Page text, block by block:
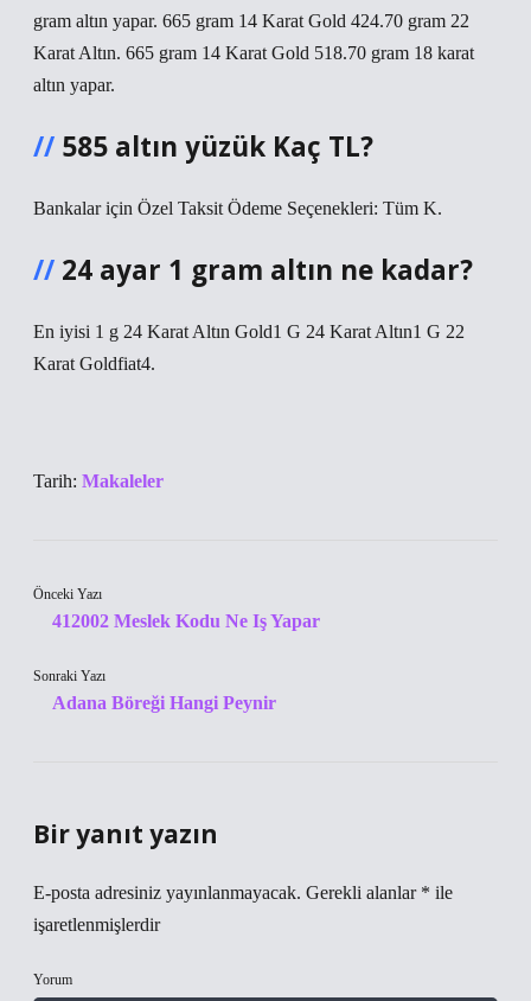
gram altın yapar. 665 gram 14 Karat Gold 424.70 gram 22
Karat Altın. 665 gram 14 Karat Gold 518.70 gram 18 karat
altın yapar.
585 altın yüzük Kaç TL?
Bankalar için Özel Taksit Ödeme Seçenekleri: Tüm K.
24 ayar 1 gram altın ne kadar?
En iyisi 1 g 24 Karat Altın Gold1 G 24 Karat Altın1 G 22
Karat Goldfiat4.
Tarih: Makaleler
Önceki Yazı
412002 Meslek Kodu Ne Iş Yapar
Sonraki Yazı
Adana Böreği Hangi Peynir
Bir yanıt yazın
E-posta adresiniz yayınlanmayacak. Gerekli alanlar * ile
işaretlenmişlerdir
Yorum